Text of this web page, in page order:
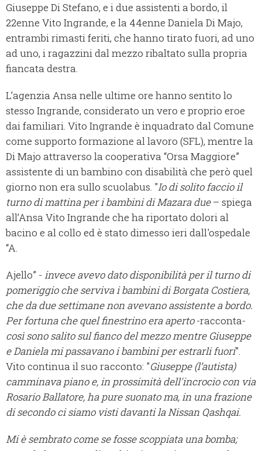
Giuseppe Di Stefano, e i due assistenti a bordo, il
22enne Vito Ingrande, e la 44enne Daniela Di Majo,
entrambi rimasti feriti, che hanno tirato fuori, ad uno
ad uno, i ragazzini dal mezzo ribaltato sulla propria
fiancata destra.
L’agenzia Ansa nelle ultime ore hanno sentito lo
stesso Ingrande, considerato un vero e proprio eroe
dai familiari. Vito Ingrande è inquadrato dal Comune
come supporto formazione al lavoro (SFL), mentre la
Di Majo attraverso la cooperativa “Orsa Maggiore”
assistente di un bambino con disabilità che però quel
giorno non era sullo scuolabus. "Io di solito faccio il
turno di mattina per i bambini di Mazara due– spiega
all’Ansa Vito Ingrande che ha riportato dolori al
bacino e al collo ed è stato dimesso ieri dall'ospedale
“A.
Ajello” - invece avevo dato disponibilità per il turno di
pomeriggio che serviva i bambini di Borgata Costiera,
che da due settimane non avevano assistente a bordo.
Per fortuna che quel finestrino era aperto-racconta-
così sono salito sul fianco del mezzo mentre Giuseppe
e Daniela mi passavano i bambini per estrarli fuori".
Vito continua il suo racconto: "Giuseppe (l’autista)
camminava piano e, in prossimità dell'incrocio con via
Rosario Ballatore, ha pure suonato ma, in una frazione
di secondo ci siamo visti davanti la Nissan Qashqai.
Mi è sembrato come se fosse scoppiata una bomba;